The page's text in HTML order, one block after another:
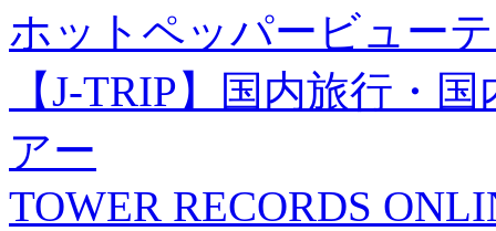
ホットペッパービュー
【J-TRIP】国内旅行・
アー
TOWER RECORDS